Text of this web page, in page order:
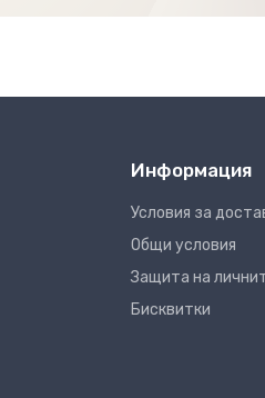
Информация
Условия за
Общи условия
Защита на
Бисквитки